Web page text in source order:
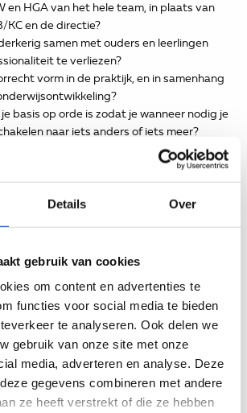
Details Over
gebruik van cookies
om content en advertenties te
functies voor social media te bieden
te analyseren. Ook delen we
gebruik van onze site met onze
media, adverteren en analyse. Deze
gegevens combineren met andere
ze heeft verstrekt of die ze hebben
en HGA van het hele team, in plaats van
KC en de directie?
samen met ouders en leerlingen
te verliezen?
vorm in de praktijk, en in samenhang
basis op orde is zodat je wanneer nodig je
naar iets anders of iets meer?
herkenbare praktijkvoorbeelden,
en ruimte om met elkaar in te gaan op
in soms complexe situaties Hoe
goed OT? Hoe brengen we de
ondersteuning? Hoe komen we van
en uiteindelijk naar uitzicht? En hoe
doelgericht samenwerken vanuit
zijn bedoeld voor iedereen binnen ons
is bij passend onderwijs: leerkrachten,
ondersteuners, jeugdprofessionals en
Juist door samen op te